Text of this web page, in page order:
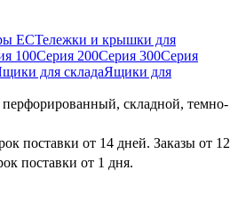
ЕСТележки и крышки для
100Серия 200Серия 300Серия
для складаЯщики для
складной, темно-
поставки от 14 дней. Заказы от 12
поставки от 1 дня.